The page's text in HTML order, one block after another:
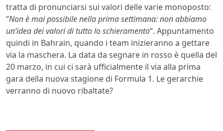
tratta di pronunciarsi sui valori delle varie monoposto:
“Non è mai possibile nella prima settimana: non abbiamo
un’idea dei valori di tutto lo schieramento“. Appuntamento
quindi in Bahrain, quando i team inizieranno a gettare
via la maschera. La data da segnare in rosso è quella del
20 marzo, in cui ci sarà ufficialmente il via alla prima
gara della nuova stagione di Formula 1. Le gerarchie
verranno di nuovo ribaltate?